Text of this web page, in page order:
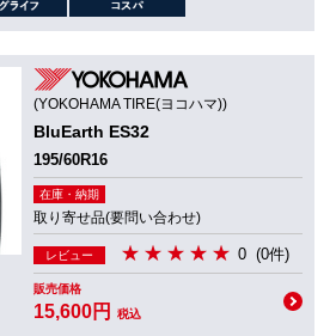
(YOKOHAMA TIRE(ヨコハマ))
BluEarth ES32
195/60R16
在庫・納期
取り寄せ品(要問い合わせ)
レビュー 0 (0件)
販売価格
15,600円 税込